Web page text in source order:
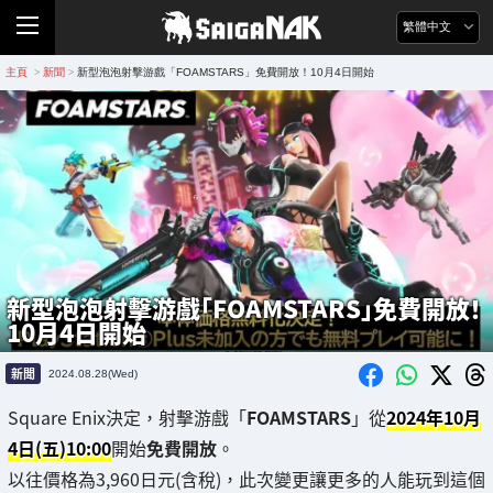
繁體中文
主頁 > 新聞 > 新型泡泡射擊游戲「FOAMSTARS」免費開放！10月4日開始
新型泡泡射擊游戲「FOAMSTARS」免費開放！
10月4日開始
新聞 2024.08.28(Wed)
Square Enix決定，射擊游戲「FOAMSTARS」從2024年10月
4日(五)10:00開始免費開放 。
以往價格為3,960日元(含稅)，此次變更讓更多的人能玩到這個